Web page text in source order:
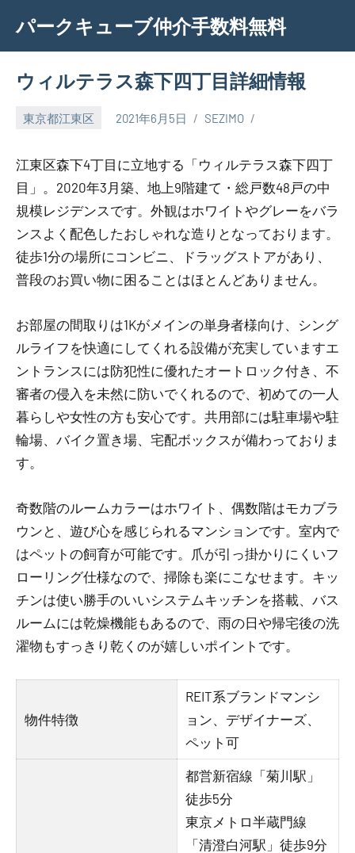
content
パークキューブ仲介手数料無料
ウィルテラス森下四丁目詳細情報
東京都江東区 2021年6月5日 SEZIMO
江東区森下4丁目に立地する「ウィルテラス森下四丁
目」。2020年3月築、地上9階建て・総戸数48戸の中
規模レジデンスです。外観はホワイトやグレーをバラ
ンスよく配色したおしゃれな造りとなっております。
徒歩1分の場所にコンビニ、ドラッグストアがあり、
普段のお買い物に困ることはほとんどありません。
お部屋の間取りは1Kがメインの単身者様向け、シング
ルライフを快適にしてくれる設備が充実していますエ
ントランスには防犯性に優れたオートロック付き、不
審者の侵入を未然に防いでくれるので、初めての一人
暮らしや女性の方も安心です。共用部には駐車場や駐
輪場、バイク置き場、宅配ボックスが備わっておりま
す。
奇数階のルームカラーはホワイト、偶数階はモカブラ
ウンと、遊び心を感じられるマンションです。室内で
はペットの飼育が可能です。爪が引っ掛かりにくいフ
ローリング仕様なので、掃除も楽にこなせます。キッ
チンは使い勝手のいいシステムキッチンを搭載、バス
ルームには乾燥機能もあるので、雨の日や帰宅後の洗
濯物もすっきり乾くのが嬉しいポイントです。
物件特徴
REIT系ブランドマンシ
ョン、デザイナーズ、
ペット可
都営新宿線「菊川駅」
徒歩5分
東京メトロ半蔵門線
「清澄白河駅」徒歩9分